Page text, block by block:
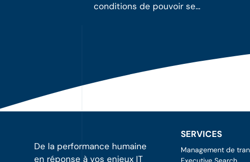
conditions de pouvoir se
De la performance humaine
en réponse à vos enjeux IT
SERVICES
Management de